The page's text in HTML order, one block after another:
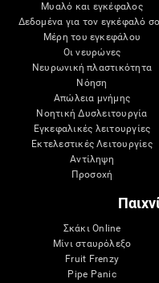
Μυαλό και εγκέφαλος
Δεδομένα για τον εγκέφαλό
Μέρη του εγκεφάλου
Οι νευρώνες
Νευρωνική πλαστικότητα
Νόηση
Απώλεια μνήμης
Νοητική Δυσλειτουργία
Εγκεφαλικές λειτουργίες
Εκτελεστικές Λειτουργίες
Αντίληψη
Προσοχή
Σκάκι Online
Μίνι σταυρόλεξο
Fruit Frenzy
Pipe Panic